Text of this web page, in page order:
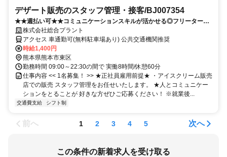
デザート販売のスタッフ管理・接客/BJ007354
★★週払い可★★コミュニケーションスキルが活かせる◎フリーター・
ブランクある方歓迎
株式会社総合プラント
アクセス 車通勤可(無料駐車場あり) 公共交通機関推奨
時給1,400円
熊本県熊本市東区
勤務時間 09:00～22:30の間で 実働8時間/休憩60分
仕事内容 << 1名募集！ >> ★正社員雇用前提★ ・アイスクリーム販売
店での販売 スタッフ管理をお任せいたします。 ★人とコミュニケー
ションをとることが 好きな方ぜひご応募ください！ ※就業後...
交通費支給 シフト制
前へ 1 2 3 4 5 次へ
この条件の新着求人を受け取る